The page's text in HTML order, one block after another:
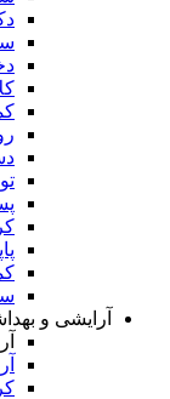
آرایشی و